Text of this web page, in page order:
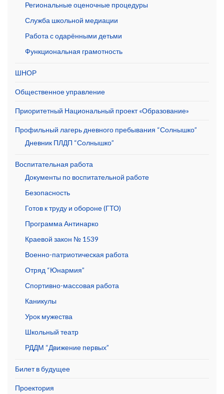
Региональные оценочные процедуры
Служба школьной медиации
Работа с одарёнными детьми
Функциональная грамотность
ШНОР
Общественное управление
Приоритетный Национальный проект «Образование»
Профильный лагерь дневного пребывания “Солнышко”
Дневник ПЛДП “Солнышко”
Воспитательная работа
Документы по воспитательной работе
Безопасность
Готов к труду и обороне (ГТО)
Программа Антинарко
Краевой закон № 1539
Военно-патриотическая работа
Отряд “Юнармия”
Спортивно-массовая работа
Каникулы
Урок мужества
Школьный театр
РДДМ “Движение первых”
Билет в будущее
Проектория